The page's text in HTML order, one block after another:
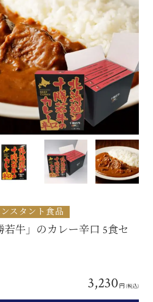
スタント食品
若牛」のカレー辛口 5食セ
3,230 円(税込)